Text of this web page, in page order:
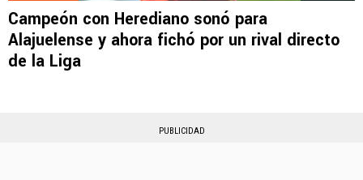
Campeón con Herediano sonó para
Alajuelense y ahora fichó por un rival directo
de la Liga
PUBLICIDAD